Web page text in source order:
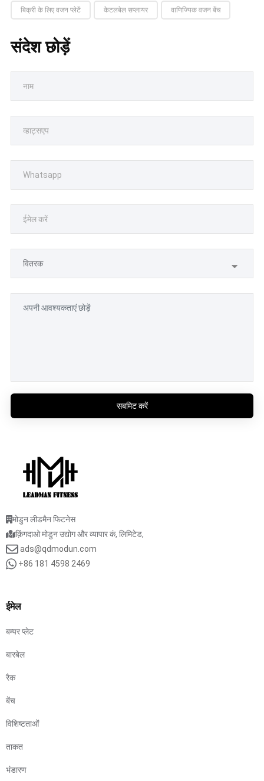
बिक्री के लिए वजन प्लेटें केटलबेल सप्लायर वाणिज्यिक वजन बेंच
संदेश छोड़ें
सबमिट करें
मोडुन लीडमैन फिटनेस
क़िंगदाओ मोडुन उद्योग और व्यापार कं, लिमिटेड,
ads@qdmodun.com
+86 181 4598 2469
ईमेल
बम्पर प्लेट
बारबेल
रैक
बेंच
विशिष्टताओं
ताकत
भंडारण